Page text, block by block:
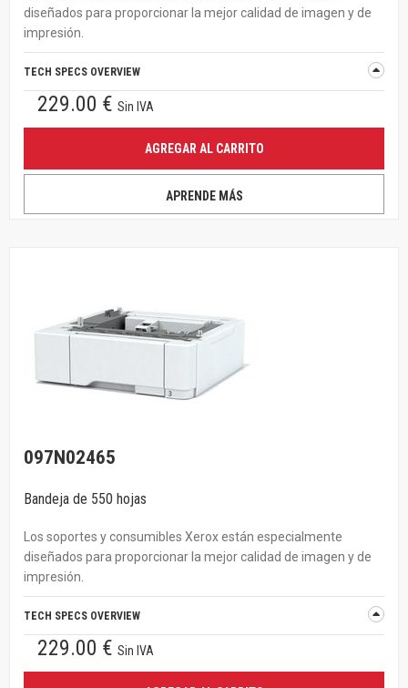
diseñados para proporcionar la mejor calidad de imagen y de
impresión.
TECH SPECS OVERVIEW
229.00 € Sin IVA
AGREGAR AL CARRITO
APRENDE MÁS
097N02465
Bandeja de 550 hojas
Los soportes y consumibles Xerox están especialmente
diseñados para proporcionar la mejor calidad de imagen y de
impresión.
TECH SPECS OVERVIEW
229.00 € Sin IVA